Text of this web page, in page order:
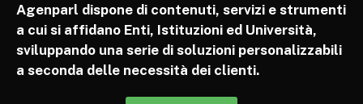
Agenparl dispone di contenuti, servizi e strumenti
a cui si affidano Enti, Istituzioni ed Università,
sviluppando una serie di soluzioni personalizzabili
a seconda delle necessità dei clienti.